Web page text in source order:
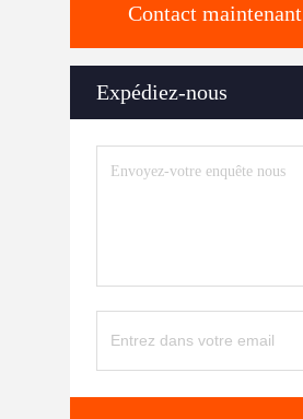
Contact maintenant
Expédiez-nous